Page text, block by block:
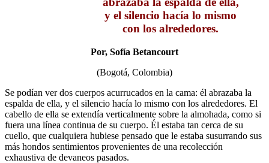
y el silencio hacía lo mismo
con los alrededores.
Por, Sofía Betancourt
(Bogotá, Colombia)
Se podían ver dos cuerpos acurrucados en la cama: él abrazaba la
espalda de ella, y el silencio hacía lo mismo con los alrededores. El
cabello de ella se extendía verticalmente sobre la almohada, como si
fuera una línea continua de su cuerpo. Él estaba tan cerca de su
cuello, que cualquiera hubiese pensado que le estaba susurrando sus
más hondos sentimientos provenientes de una recolección
exhaustiva de devaneos pasados.